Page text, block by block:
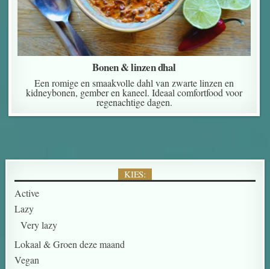
Bonen & linzen dhal
Een romige en smaakvolle dahl van zwarte linzen en
kidneybonen, gember en kaneel. Ideaal comfortfood voor
regenachtige dagen.
KIES:
Active
Lazy
Very lazy
Lokaal & Groen deze maand
Vegan